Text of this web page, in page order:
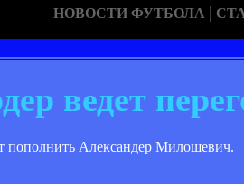
НОВОСТИ ФУТБОЛА |
ведет
пополнить Александер Милошевич.